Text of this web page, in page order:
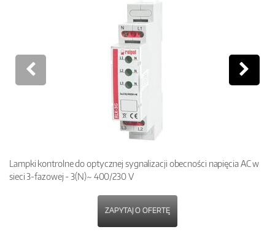
Lampki kontrolne do optycznej sygnalizacji obecności napięcia AC w
sieci 3-fazowej - 3(N)~ 400/230 V
ZAPYTAJ O OFERTĘ